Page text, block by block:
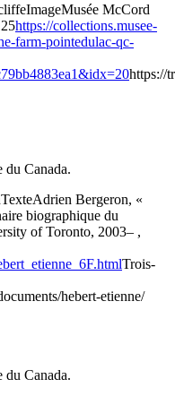
ImageMusée McCord
https://collections.musee-
farm-pointedulac-qc-
https://
Canada.
TexteAdrien Bergeron, «
biographique du
of Toronto, 2003– ,
Trois-
hebert-etienne/
Canada.